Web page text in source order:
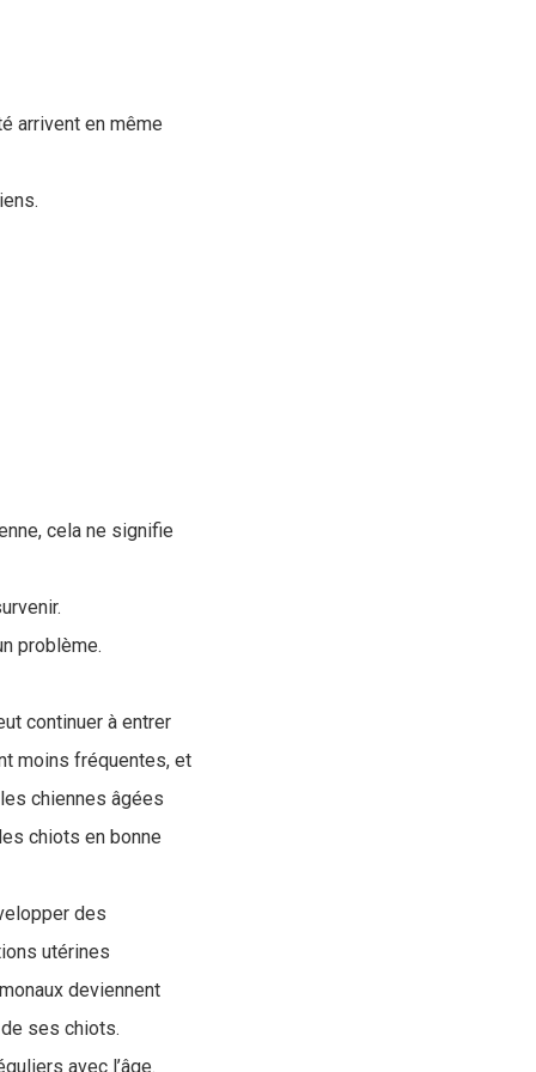
arrivent en même
cela ne signifie
problème.
continuer à entrer
moins fréquentes, et
chiennes âgées
chiots en bonne
des
utérines
deviennent
ses chiots.
avec l’âge.